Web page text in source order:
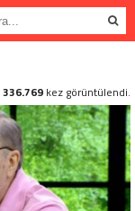
336.769 kez görüntülendi.